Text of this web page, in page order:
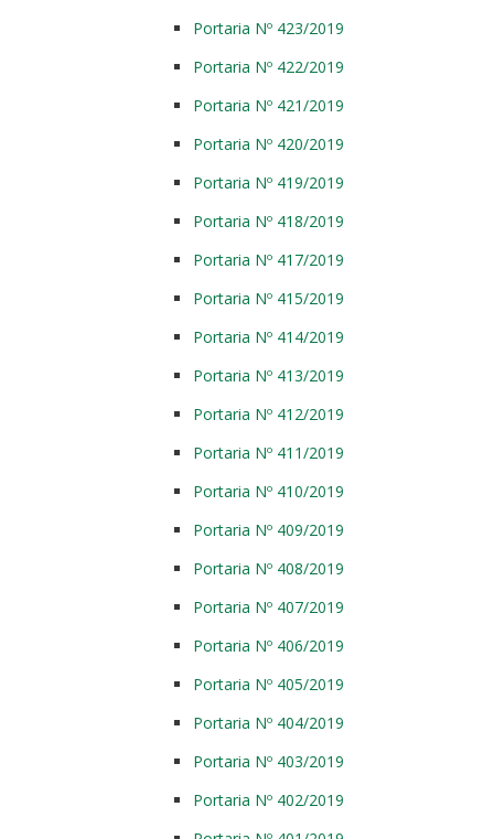
Portaria Nº 423/2019
Portaria Nº 422/2019
Portaria Nº 421/2019
Portaria Nº 420/2019
Portaria Nº 419/2019
Portaria Nº 418/2019
Portaria Nº 417/2019
Portaria Nº 415/2019
Portaria Nº 414/2019
Portaria Nº 413/2019
Portaria Nº 412/2019
Portaria Nº 411/2019
Portaria Nº 410/2019
Portaria Nº 409/2019
Portaria Nº 408/2019
Portaria Nº 407/2019
Portaria Nº 406/2019
Portaria Nº 405/2019
Portaria Nº 404/2019
Portaria Nº 403/2019
Portaria Nº 402/2019